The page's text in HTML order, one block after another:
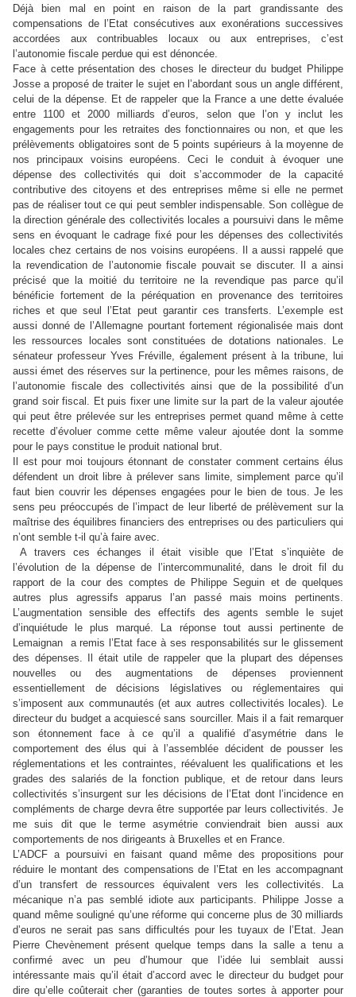
Déjà bien mal en point en raison de la part grandissante des
compensations de l’Etat consécutives aux exonérations successives
accordées aux contribuables locaux ou aux entreprises, c’est
l’autonomie fiscale perdue qui est dénoncée.
Face à cette présentation des choses le directeur du budget Philippe
Josse a proposé de traiter le sujet en l’abordant sous un angle différent,
celui de la dépense. Et de rappeler que la Francea une dette évaluée
entre 1100 et 2000 milliards d’euros, selon que l’on y inclut les
engagements pour les retraites des fonctionnaires ou non, et que les
prélèvements obligatoires sont de 5 points supérieurs à la moyenne de
nos principaux voisins européens. Ceci le conduit à évoquer une
dépense des collectivités qui doit s’accommoder de la capacité
contributive des citoyens et des entreprises même si elle ne permet
pas de réaliser tout ce qui peut sembler indispensable. Son collègue de
la direction générale des collectivités locales a poursuivi dans le même
sens en évoquant le cadrage fixé pour les dépenses des collectivités
locales chez certains de nos voisins européens. Il a aussi rappelé que
la revendication de l’autonomie fiscale pouvait se discuter. Il a ainsi
précisé que la moitié du territoire ne la revendique pas parce qu’il
bénéficie fortement de la péréquation en provenance des territoires
riches et que seul l’Etat peut garantir ces transferts. L’exemple est
aussi donné de l’Allemagne pourtant fortement régionalisée mais dont
les ressources locales sont constituées de dotations nationales. Le
sénateur professeur Yves Fréville, également présent à la tribune, lui
aussi émet des réserves sur la pertinence, pour les mêmes raisons, de
l’autonomie fiscale des collectivités ainsi que de la possibilité d’un
grand soir fiscal. Et puis fixer une limite sur la part de la valeur ajoutée
qui peut être prélevée sur les entreprises permet quand même à cette
recette d’évoluer comme cette même valeur ajoutée dont la somme
pour le pays constitue le produit national brut.
Il est pour moi toujours étonnant de constater comment certains élus
défendent un droit libre à prélever sans limite, simplement parce qu’il
faut bien couvrir les dépenses engagées pour le bien de tous. Je les
sens peu préoccupés de l’impact de leur liberté de prélèvement sur la
maîtrise des équilibres financiers des entreprises ou des particuliers qui
n’ont semble t-il qu’à faire avec.
A travers ces échanges il était visible que l’Etat s’inquiète de
l’évolution de la dépense de l’intercommunalité, dans le droit fil du
rapport de la cour des comptes de Philippe Seguin et de quelques
autres plus agressifs apparus l’an passé mais moins pertinents.
L’augmentation sensible des effectifs des agents semble le sujet
d’inquiétude le plus marqué. La réponse tout aussi pertinente de
Lemaignan
a remis l’Etat face à ses responsabilités sur le glissement
des dépenses. Il était utile de rappeler que la plupart des dépenses
nouvelles ou des augmentations de dépenses proviennent
essentiellement de décisions législatives ou réglementaires qui
s’imposent aux communautés (et aux autres collectivités locales). Le
directeur du budget a acquiescé sans sourciller. Mais il a fait remarquer
son étonnement face à ce qu’il a qualifié d’asymétrie dans le
comportement des élus qui à l’assemblée décident de pousser les
réglementations et les contraintes, réévaluent les qualifications et les
grades des salariés de la fonction publique, et de retour dans leurs
collectivités s’insurgent sur les décisions de l’Etat dont l’incidence en
compléments de charge devra être supportée par leurs collectivités. Je
me suis dit que le terme asymétrie conviendrait bien aussi aux
comportements de nos dirigeants à Bruxelles et en France.
L’ADCF a poursuivi en faisant quand même des propositions pour
réduire le montant des compensations de l’Etat en les accompagnant
d’un transfert de ressources équivalent vers les collectivités. La
mécanique n’a pas semblé idiote aux participants. Philippe Josse a
quand même souligné qu’une réforme qui concerne plus de 30 milliards
d’euros ne serait pas sans difficultés pour les tuyaux de l’Etat. Jean
Pierre Chevènement présent quelque temps dans la salle a tenu a
confirmé avec un peu d’humour que l’idée lui semblait aussi
intéressante mais qu’il était d’accord avec le directeur du budget pour
dire qu’elle coûterait cher (garanties de toutes sortes à apporter pour